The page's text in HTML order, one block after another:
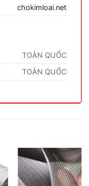
chokimloai.net
TOÀN QUỐC
TOÀN QUỐC